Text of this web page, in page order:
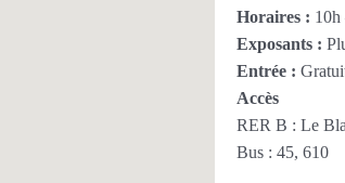
Horaires : 10h
Exposants :
Entrée :
Accès
RER B : Le
Bus : 45, 610